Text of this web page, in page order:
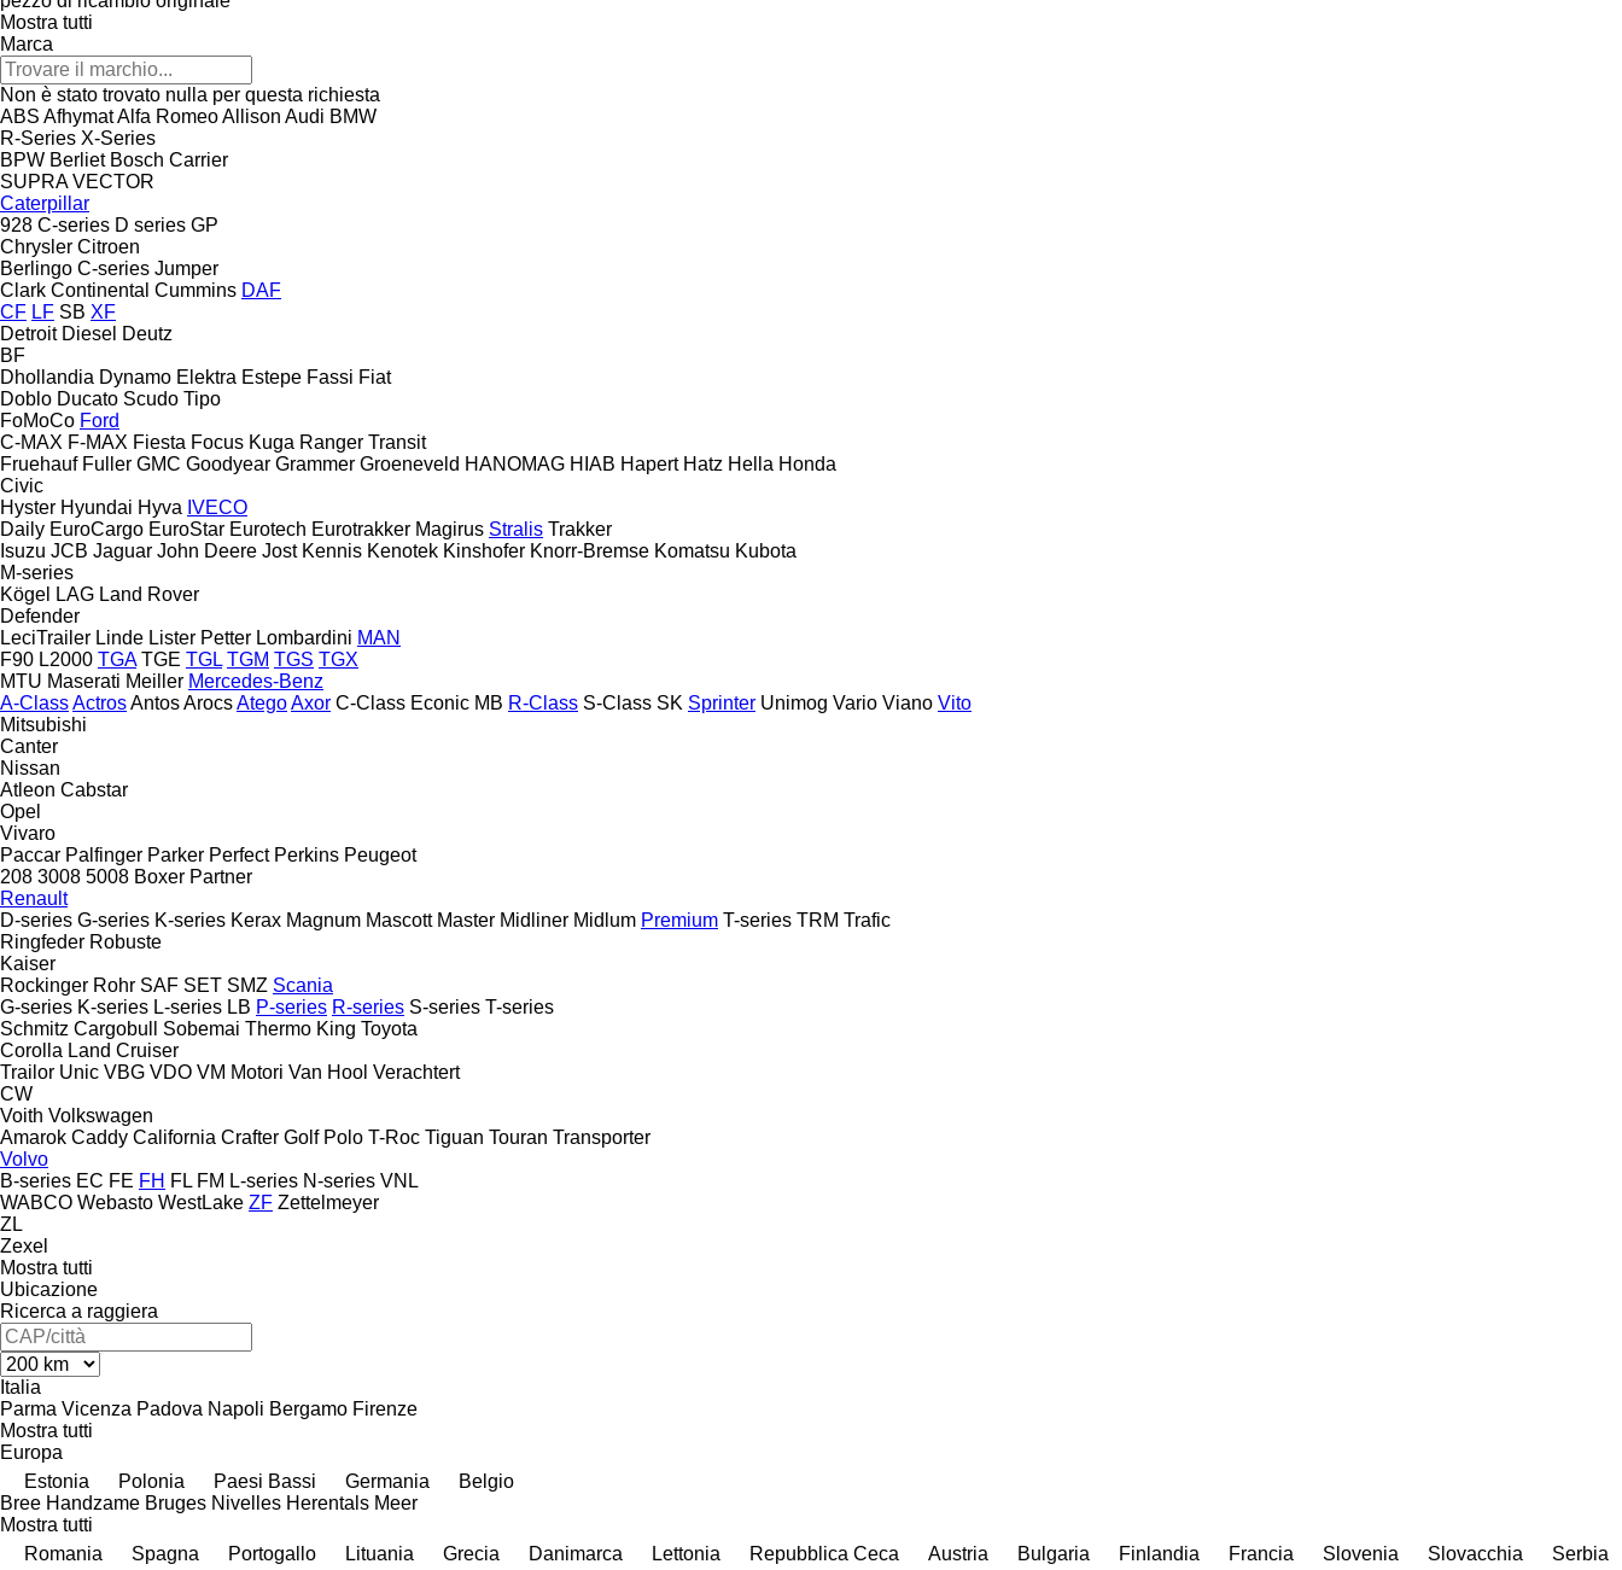
Mostra tutti
Marca
Non è stato trovato nulla per questa richiesta
ABS AfhymatAlfa RomeoAllison Audi BMW
R-Series X-Series
BPW Berliet Bosch Carrier
SUPRA VECTOR
Caterpillar
928 C-series D series GP
Chrysler Citroen
Berlingo C-series Jumper
Clark Continental Cummins DAF
CF LF SB XF
Detroit Diesel Deutz
BF
Dhollandia Dynamo Elektra Estepe Fassi Fiat
Doblo Ducato Scudo Tipo
FoMoCo Ford
C-MAX F-MAX Fiesta Focus Kuga Ranger Transit
Fruehauf Fuller GMC Goodyear Grammer Groeneveld HANOMAG HIAB Hapert Hatz Hella Honda
Civic
Hyster Hyundai Hyva IVECO
Daily EuroCargo EuroStar Eurotech Eurotrakker Magirus Stralis Trakker
Isuzu JCB Jaguar John Deere Jost Kennis Kenotek Kinshofer Knorr-Bremse Komatsu Kubota
M-series
Kögel
LAG Land Rover
Defender
LeciTrailer Linde Lister Petter Lombardini MAN
F90 L2000 TGA TGE TGL TGM TGS TGX
MTU Maserati Meiller Mercedes-Benz
A-ClassActrosAntosArocsAtegoAxor C-Class Econic MB R-Class S-Class SK Sprinter Unimog Vario Viano Vito
Mitsubishi
Canter
Nissan
Atleon Cabstar
Opel
Vivaro
Paccar Palfinger Parker Perfect Perkins Peugeot
208 3008 5008 Boxer Partner
Renault
D-series G-series K-series Kerax Magnum Mascott Master Midliner Midlum Premium T-series TRM Trafic
Ringfeder Robuste
Kaiser
Rockinger Rohr SAF SET SMZ Scania
G-series K-series L-series LB P-series R-series S-series T-series
Schmitz Cargobull
Sobemai Thermo King Toyota
Corolla Land Cruiser
Trailor Unic VBG VDO VM Motori Van Hool Verachtert
CW
Voith Volkswagen
Amarok Caddy California Crafter Golf Polo T-Roc Tiguan Touran Transporter
Volvo
B-series EC FE FH FL FM L-series N-series VNL
WABCO Webasto WestLake ZF Zettelmeyer
ZL
Zexel
Mostra tutti
Ubicazione
Ricerca a raggiera
Italia
Parma Vicenza Padova Napoli Bergamo Firenze
Mostra tutti
Europa
Estonia
Polonia Paesi Bassi Germania
Belgio
Bree Handzame Bruges Nivelles Herentals Meer
Mostra tutti
Romania
Spagna Portogallo Lituania Grecia Danimarca Lettonia Repubblica Ceca Austria Bulgaria Finlandia Francia Slovenia Slovacchia
Serbia